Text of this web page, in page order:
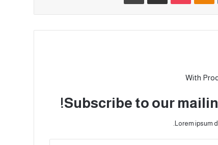
With
Subscribe to our
Lorem ipsum